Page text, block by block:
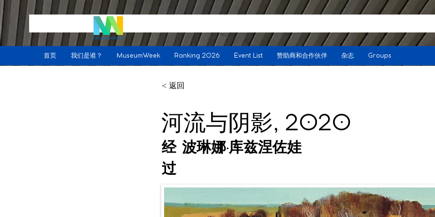
首页 我们是谁？ MuseumWeek Ranking 2026 Event List 赞助商和合作伙伴 杂志 Groups
< 返回
河流与阴影, 2020
波琳娜·库兹涅佐娃
经
过